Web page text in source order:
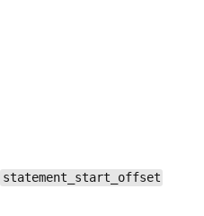
statement_start_offset